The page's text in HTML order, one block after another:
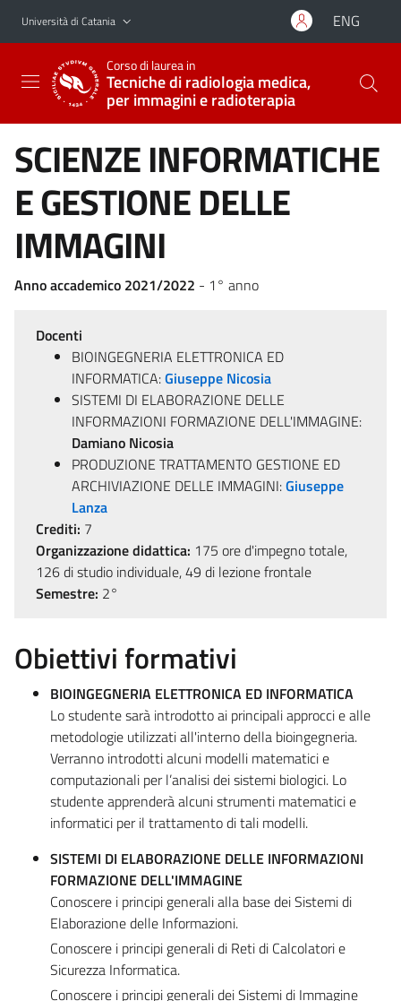
Vai al contenuto principale
Vai al menu di navigazione
Università di Catania ENG
Corso di laurea in
Tecniche di radiologia medica,
per immagini e radioterapia
SCIENZE INFORMATICHE
E GESTIONE DELLE
IMMAGINI
Anno accademico 2021/2022 - 1° anno
Docenti
BIOINGEGNERIA ELETTRONICA ED
INFORMATICA:Giuseppe Nicosia
SISTEMI DI ELABORAZIONE DELLE
INFORMAZIONI FORMAZIONE DELL'IMMAGINE:
Damiano Nicosia
PRODUZIONE TRATTAMENTO GESTIONE ED
ARCHIVIAZIONE DELLE IMMAGINI:Giuseppe
Lanza
Crediti: 7
Organizzazione didattica: 175 ore d'impegno totale,
126 di studio individuale, 49 di lezione frontale
Semestre: 2°
Obiettivi formativi
BIOINGEGNERIA ELETTRONICA ED INFORMATICA
Lo studente sarà introdotto ai principali approcci e alle
metodologie utilizzati all'interno della bioingegneria.
Verranno introdotti alcuni modelli matematici e
computazionali per l’analisi dei sistemi biologici. Lo
studente apprenderà alcuni strumenti matematici e
informatici per il trattamento di tali modelli.
SISTEMI DI ELABORAZIONE DELLE INFORMAZIONI
FORMAZIONE DELL'IMMAGINE
Conoscere i principi generali alla base dei Sistemi di
Elaborazione delle Informazioni.
Conoscere i principi generali di Reti di Calcolatori e
Sicurezza Informatica.
Conoscere i principi generali dei Sistemi di Immagine